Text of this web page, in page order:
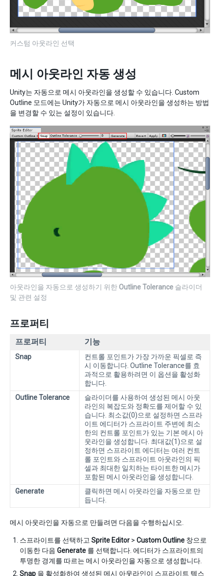
커스텀 아웃라인 선택
메시 아웃라인 자동 생성
Unity는 자동으로 메시 아웃라인을 생성할 수 있습니다. Custom
Outline 모드에는 Unity가 자동으로 메시 아웃라인을 생성하는 방법
을 변경할 수 있는 설정이 있습니다.
아웃라인을 자동으로 생성하기 위한 Outline Tolerance 슬라이더
및 관련 설정
프로퍼티
프로퍼티 기능
Snap
컨트롤 포인트가 가장 가까운 픽셀로 즉
시 이동합니다. Outline Tolerance를 효
과적으로 활용하려면 이 옵션을 활성화
합니다.
Outline Tolerance
슬라이더를 사용하여 생성된 메시 아웃
라인의 복잡도와 정확도를 제어할 수 있
습니다. 최소값(0)으로 설정하면 스프라
이트 에디터가 스프라이트 주변에 최소
한의 컨트롤 포인트가 있는 기본 메시 아
웃라인을 생성합니다. 최대값(1)으로 설
정하면 스프라이트 에디터는 여러 컨트
롤 포인트와 스프라이트 아웃라인의 픽
셀과 최대한 일치하는 타이트한 메시가
포함된 메시 아웃라인을 생성합니다.
Generate
클릭하면 메시 아웃라인을 자동으로 만
듭니다.
메시 아웃라인을 자동으로 만들려면 다음을 수행하십시오.
스프라이트를 선택하고 Sprite Editor > Custom Outline 창으로
이동한 다음 Generate 를 선택합니다. 에디터가 스프라이트의
투명한 경계를 따르는 메시 아웃라인을 자동으로 생성합니다.
Snap 을 활성화하여 생성된 메시 아웃라인이 스프라이트 텍스